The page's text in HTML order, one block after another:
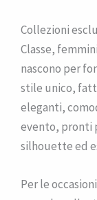
Collezioni
Classe,
nascono per
stile unico,
eleganti,
evento, pronti
silhouette ed
Per le